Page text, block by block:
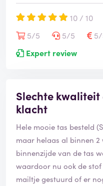
10 / 10
5/5
5/5
Expert review
Slechte
klacht
Hele mooie tas besteld
maar helaas al binnen
binnenzijde van de tas
waardoor nu ook de
mailtje gestuurd of er